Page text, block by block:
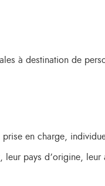
à destination de
en charge,
pays d’origine,